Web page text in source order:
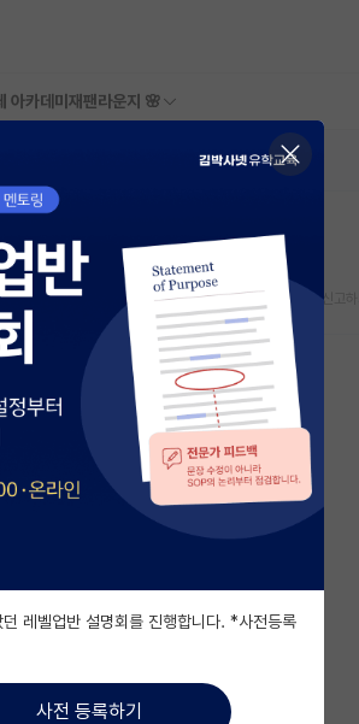
아카데미 재팬라운지 🌸
스크랩 신고하
레벨업반 설명회를 진행합니다. *사전등록
사전 등록하기